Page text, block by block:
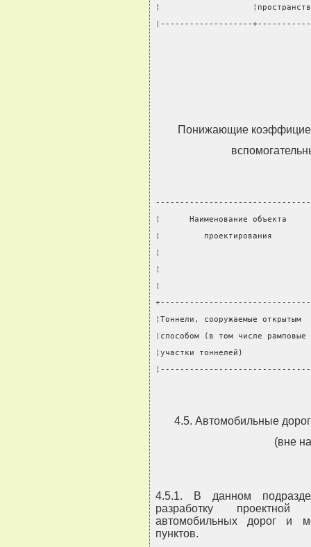
¦
¦-------------------
Понижающие
¦      Наименование объекта
¦         проектирования
¦                                 ¦
¦
¦
¦Тоннели, сооружаемые
¦способом (в том числе
¦участки тоннелей)
4.5. Автомобильные
(вне
4.5.1. В данном
разработку проектной
автомобильных дорог и
пунктов.